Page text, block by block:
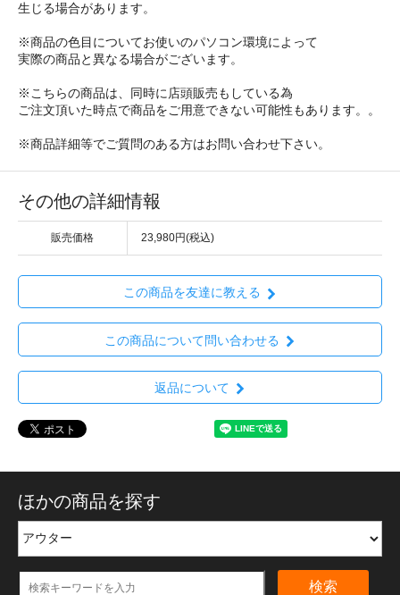
生じる場合があります。
※商品の色目についてお使いのパソコン環境によって
実際の商品と異なる場合がございます。
※こちらの商品は、同時に店頭販売もしている為
ご注文頂いた時点で商品をご用意できない可能性もあります。。
※商品詳細等でご質問のある方はお問い合わせ下さい。
その他の詳細情報
販売価格 23,980円(税込)
この商品を友達に教える
この商品について問い合わせる
返品について
ほかの商品を探す
検索